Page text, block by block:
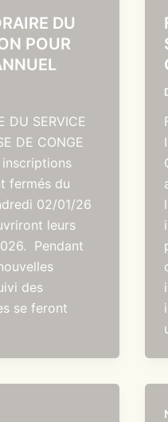
DU
POUR
DU SERVICE
DE CONGE
inscriptions
fermés du
02/01/26
leurs
Pendant
des
se feront